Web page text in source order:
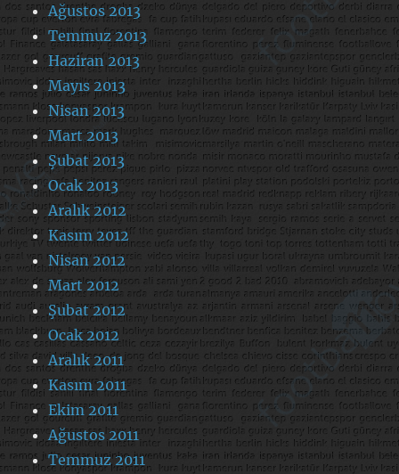
Ağustos 2013
Temmuz 2013
Haziran 2013
Mayıs 2013
Nisan 2013
Mart 2013
Şubat 2013
Ocak 2013
Aralık 2012
Kasım 2012
Nisan 2012
Mart 2012
Şubat 2012
Ocak 2012
Aralık 2011
Kasım 2011
Ekim 2011
Ağustos 2011
Temmuz 2011